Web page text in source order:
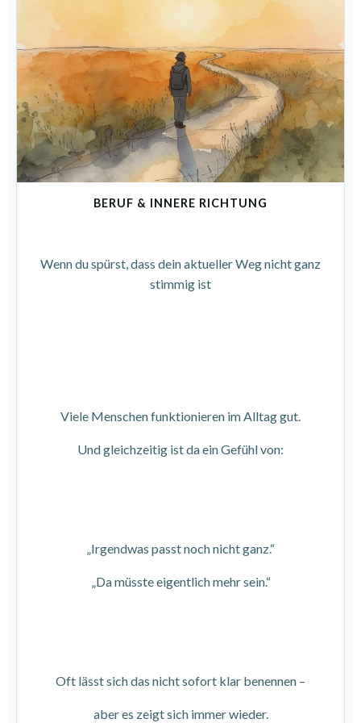
BERUF & INNERE RICHTUNG
Wenn du spürst, dass dein aktueller Weg nicht ganz
stimmig ist
Viele Menschen funktionieren im Alltag gut.
Und gleichzeitig ist da ein Gefühl von:
„Irgendwas passt noch nicht ganz.“
„Da müsste eigentlich mehr sein.“
Oft lässt sich das nicht sofort klar benennen –
aber es zeigt sich immer wieder.